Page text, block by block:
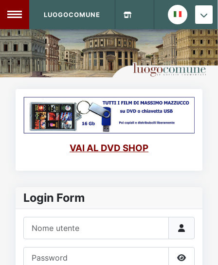
MENU
Home
DVD Shop
Sito
Forum
LUOGOCOMUNE
VAI AL DVD SHOP
Login Form